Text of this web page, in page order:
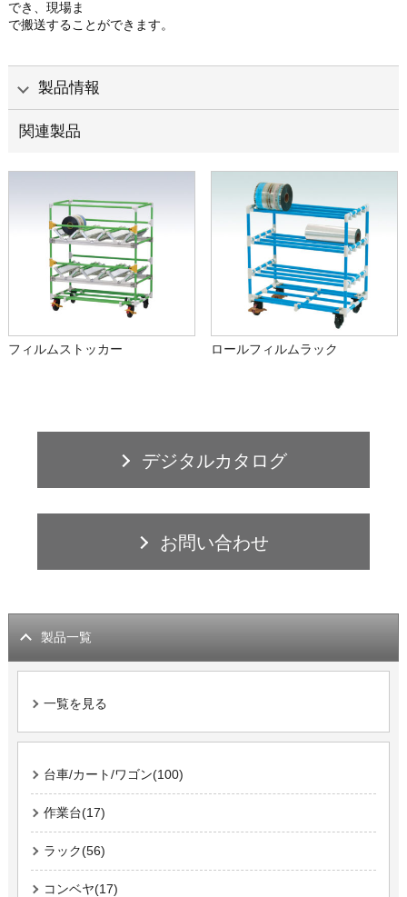
でき、現場ま
で搬送することができます。
製品情報
関連製品
フィルムストッカー ロールフィルムラック
デジタルカタログ
お問い合わせ
製品一覧
一覧を見る
台車/カート/ワゴン(100)
作業台(17)
ラック(56)
コンベヤ(17)